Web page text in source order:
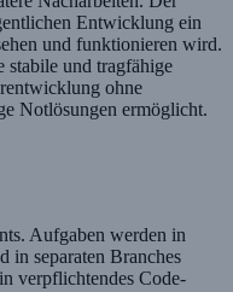
Entwicklung ein
und funktionieren wird.
stabile und tragfähige
ohne
Notlösungen ermöglicht.
Aufgaben werden in
in separaten Branches
verpflichtendes Code-